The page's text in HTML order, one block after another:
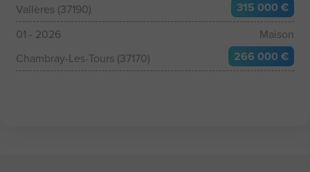
Vallères (37190)
315 000 €
01 - 2026
Maison
Chambray-Les-Tours (37170)
266 000 €